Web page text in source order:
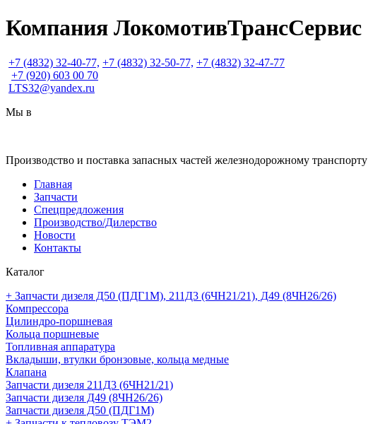
Компания ЛокомотивТрансСервис
+7 (4832) 32-40-77, +7 (4832) 32-50-77, +7 (4832) 32-47-77
+7 (920) 603 00 70
LTS32@yandex.ru
Мы в
Производство и поставка запасных частей железнодорожному транспорту
Главная
Запчасти
Спецпредложения
Производство/Дилерство
Новости
Контакты
Каталог
+ Запчасти дизеля Д50 (ПДГ1М), 211Д3 (6ЧН21/21), Д49 (8ЧН26/26)
Компрессора
Цилиндро-поршневая
Кольца поршневые
Топливная аппаратура
Вкладыши, втулки бронзовые, кольца медные
Клапана
Запчасти дизеля 211Д3 (6ЧН21/21)
Запчасти дизеля Д49 (8ЧН26/26)
Запчасти дизеля Д50 (ПДГ1М)